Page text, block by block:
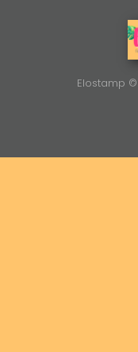
Elostamp